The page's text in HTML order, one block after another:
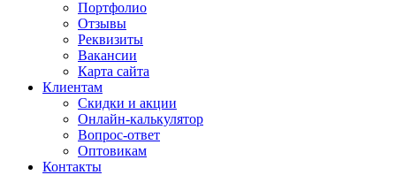
Портфолио
Отзывы
Реквизиты
Вакансии
Карта сайта
Клиентам
Скидки и акции
Онлайн-калькулятор
Вопрос-ответ
Оптовикам
Контакты